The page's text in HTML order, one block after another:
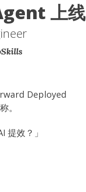
上线
Deployed
。
提效？」